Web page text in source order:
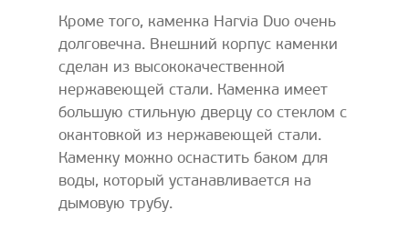
Кроме того, каменка Harvia Duo очень
долговечна. Внешний корпус каменки
сделан из высококачественной
нержавеющей стали. Каменка имеет
большую стильную дверцу со стеклом с
окантовкой из нержавеющей стали.
Каменку можно оснастить баком для
воды, который устанавливается на
дымовую трубу.